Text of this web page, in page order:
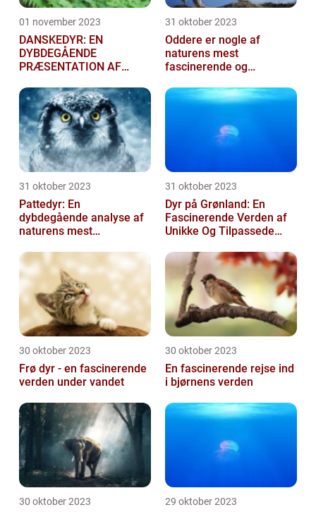
01 november 2023
DANSKEDYR: EN
DYBDEGÅENDE
PRÆSENTATION AF
31 oktober 2023
Oddere er nogle af
naturens mest
fascinerende og
31 oktober 2023
Pattedyr: En
dybdegående analyse af
naturens mest
31 oktober 2023
Dyr på Grønland: En
Fascinerende Verden af
Unikke Og Tilpassede
30 oktober 2023
Frø dyr - en fascinerende
verden under vandet
30 oktober 2023
En fascinerende rejse ind
i bjørnens verden
30 oktober 2023 29 oktober 2023